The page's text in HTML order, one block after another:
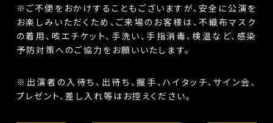
※ご不便をおかけすることもございますが、安全に公演を
お楽しみいただくため、ご来場のお客様は、不織布マスク
の着用、咳エチケット、手洗い、手指消毒、検温など、感染
予防対策へのご協力をお願いいたします。
※出演者の入待ち、出待ち、握手、ハイタッチ、サイン会、
プレゼント、差し入れ等はお控えください。